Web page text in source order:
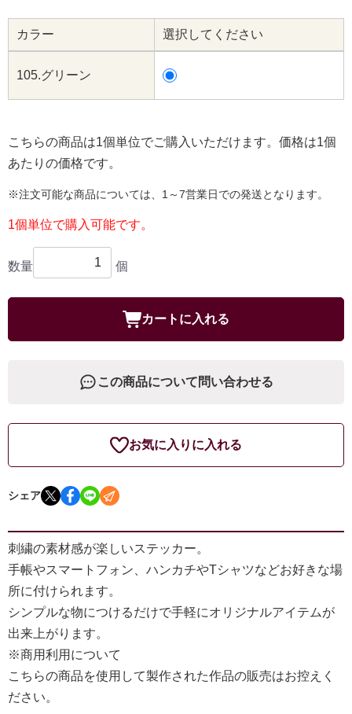
カラー 選択してください
105.グリーン
こちらの商品は1個単位でご購入いただけます。価格は1個
あたりの価格です。
※注文可能な商品については、1～7営業日での発送となります。
1個単位で購入可能です。
数量 個
カートに入れる
この商品について問い合わせる
お気に入りに入れる
シェア
刺繍の素材感が楽しいステッカー。
手帳やスマートフォン、ハンカチやTシャツなどお好きな場
所に付けられます。
シンプルな物につけるだけで手軽にオリジナルアイテムが
出来上がります。
※商用利用について
こちらの商品を使用して製作された作品の販売はお控えく
ださい。